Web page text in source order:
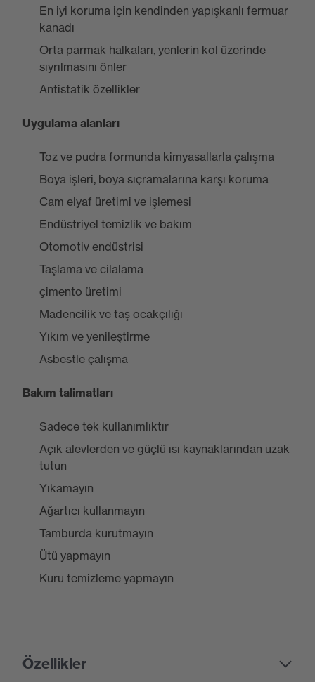
En iyi koruma için kendinden yapışkanlı fermuar
kanadı
Orta parmak halkaları, yenlerin kol üzerinde
sıyrılmasını önler
Antistatik özellikler
Uygulama alanları
Toz ve pudra formunda kimyasallarla çalışma
Boya işleri, boya sıçramalarına karşı koruma
Cam elyaf üretimi ve işlemesi
Endüstriyel temizlik ve bakım
Otomotiv endüstrisi
Taşlama ve cilalama
çimento üretimi
Madencilik ve taş ocakçılığı
Yıkım ve yenileştirme
Asbestle çalışma
Bakım talimatları
Sadece tek kullanımlıktır
Açık alevlerden ve güçlü ısı kaynaklarından uzak
tutun
Yıkamayın
Ağartıcı kullanmayın
Tamburda kurutmayın
Ütü yapmayın
Kuru temizleme yapmayın
Özellikler